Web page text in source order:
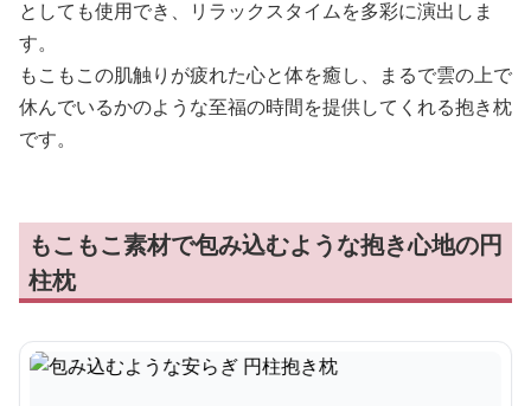
としても使用でき、リラックスタイムを多彩に演出しま
す。
もこもこの肌触りが疲れた心と体を癒し、まるで雲の上で
休んでいるかのような至福の時間を提供してくれる抱き枕
です。
もこもこ素材で包み込むような抱き心地の円
柱枕